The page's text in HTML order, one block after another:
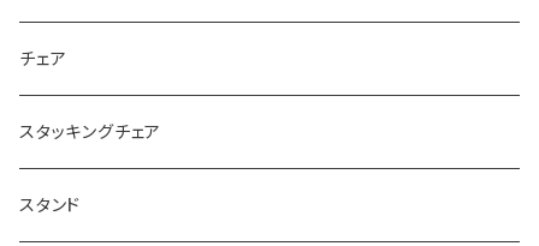
チェア
スタッキングチェア
スタンド